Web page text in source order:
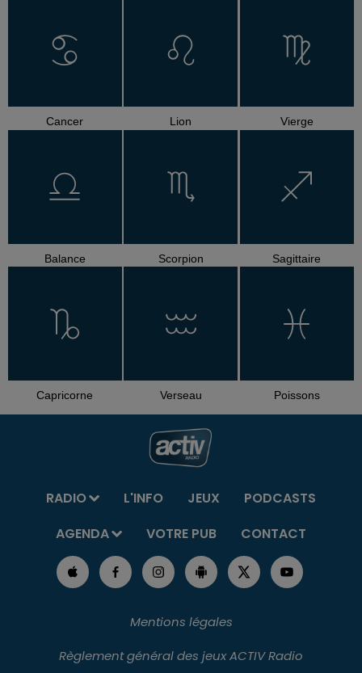
Cancer Lion Vierge
Balance Scorpion Sagittaire
Capricorne Verseau Poissons
RADIO L'INFO JEUX
PODCASTS
AGENDA
VOTRE PUB CONTACT
Mentions légales
Règlement général des jeux ACTIV Radio